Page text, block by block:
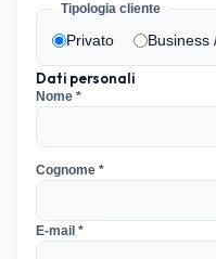
Tipologia cliente
Privato Business
Dati personali
Nome *
Cognome *
E-mail *